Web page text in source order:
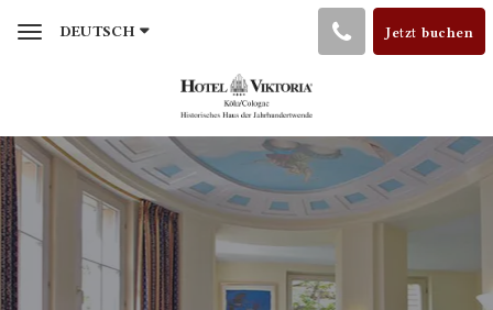
ToggleDEUTSCH Jetzt buchen